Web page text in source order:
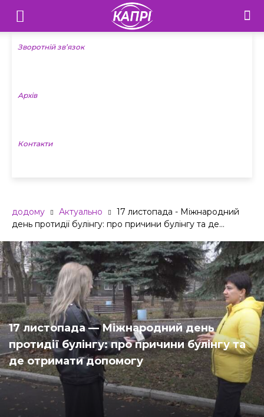
Телебачення
«Капрі»
Новини
Зворотній зв’язок
Архів
Контакти
додому Актуально
17 листопада - Міжнародний
день протидії булінгу: про причини булінгу та де...
17 листопада — Міжнародний день
протидії булінгу: про причини булінгу та
де отримати допомогу